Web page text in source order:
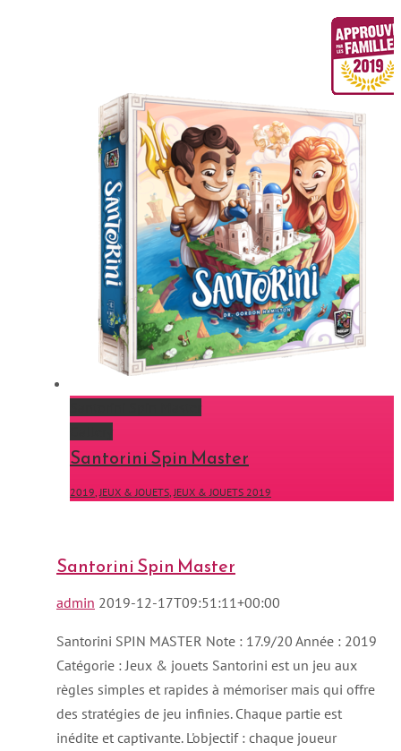
Santorini Spin Master
2019,JEUX & JOUETS,JEUX & JOUETS 2019
Santorini Spin Master
admin 2019-12-17T09:51:11+00:00
Santorini SPIN MASTER Note : 17.9/20 Année : 2019
Catégorie : Jeux & jouets Santorini est un jeu aux
règles simples et rapides à mémoriser mais qui offre
des stratégies de jeu infinies. Chaque partie est
inédite et captivante. L'objectif : chaque joueur